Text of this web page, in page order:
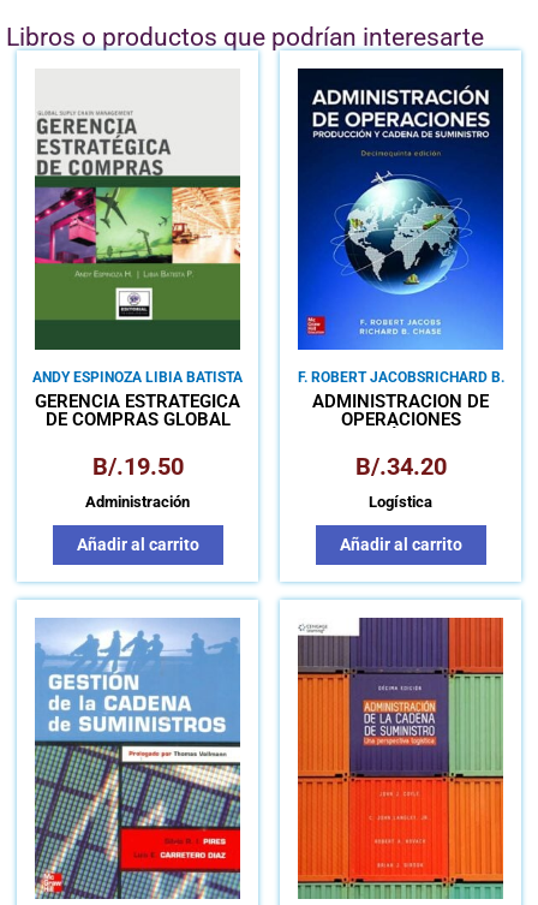
Libros o productos que podrían interesarte
ANDY ESPINOZA LIBIA BATISTA
GERENCIA ESTRATÉGICA
DE COMPRAS GLOBAL
MANAGEMENT
B/.19.50
Administración
Añadir al carrito
F. ROBERT JACOBSRICHARD B.
CHASE
ADMINISTRACIÓN DE
OPERACIONES
DE SUMINISTRO
B/.34.20
Logística
Añadir al carrito